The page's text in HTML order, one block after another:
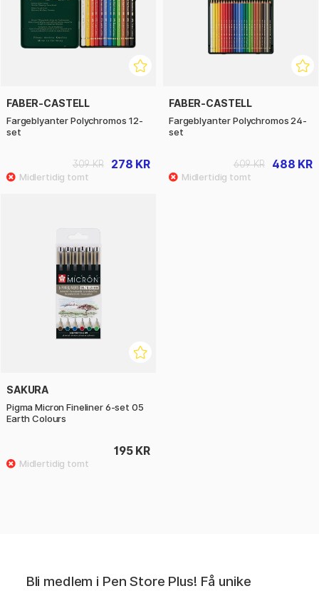
FABER-CASTELL
Fargeblyanter Polychromos 12-
set
278 KR
309 KR
FABER-CASTELL
Fargeblyanter Polychromos 24-
set
488 KR
609 KR
SAKURA
Pigma Micron Fineliner 6-set 05
Earth Colours
195 KR
Bli medlem i Pen Store Plus! Få unike